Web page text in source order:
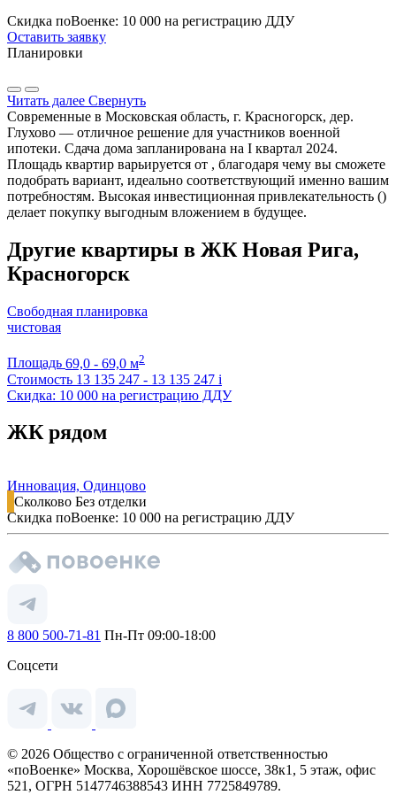
Скидка поВоенке: 10 000 на регистрацию ДДУ
Оставить заявку
Планировки
Читать далее Свернуть
Современные в Московская область, г. Красногорск, дер.
Глухово — отличное решение для участников военной
ипотеки. Сдача дома запланирована на I квартал 2024.
Площадь квартир варьируется от , благодаря чему вы сможете
подобрать вариант, идеально соответствующий именно вашим
потребностям. Высокая инвестиционная привлекательность ()
делает покупку выгодным вложением в будущее.
Другие квартиры в ЖК Новая Рига,
Красногорск
Свободная планировка
чистовая
Площадь 69,0 - 69,0 м2
Стоимость 13 135 247 - 13 135 247 i
Скидка: 10 000 на регистрацию ДДУ
ЖК рядом
Инновация, Одинцово
Сколково Без отделки
Скидка поВоенке: 10 000 на регистрацию ДДУ
8 800 500-71-81 Пн-Пт 09:00-18:00
Соцсети
© 2026 Общество с ограниченной ответственностью
«поВоенке» Москва, Хорошёвское шоссе, 38к1, 5 этаж, офис
521, ОГРН 5147746388543 ИНН 7725849789.